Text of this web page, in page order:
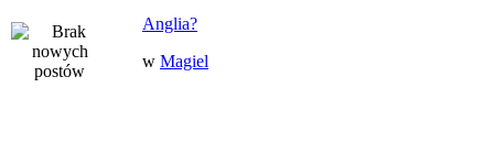
Anglia?
w Magiel